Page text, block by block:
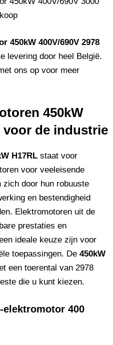
450kW 400V/690V 2978
levering door heel België.
ons op voor meer
450kW
voor de industrie
H17RL staat voor
voor veeleisende
zich door hun robuuste
en bestendigheid
Elektromotoren uit de
prestaties en
ideale keuze zijn voor
toepassingen. De 450kW
een toerental van 2978
die u kunt kiezen.
elektromotor 400